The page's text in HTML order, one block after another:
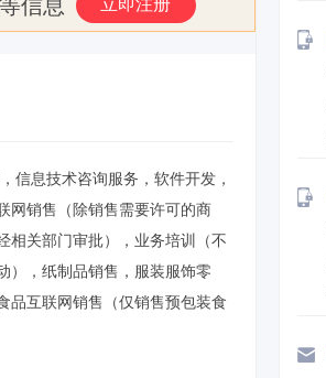
信息 立即注册
信息技术咨询服务，软件开发，
网销售（除销售需要许可的商
相关部门审批），业务培训（不
），纸制品销售，服装服饰零
品互联网销售（仅销售预包装食